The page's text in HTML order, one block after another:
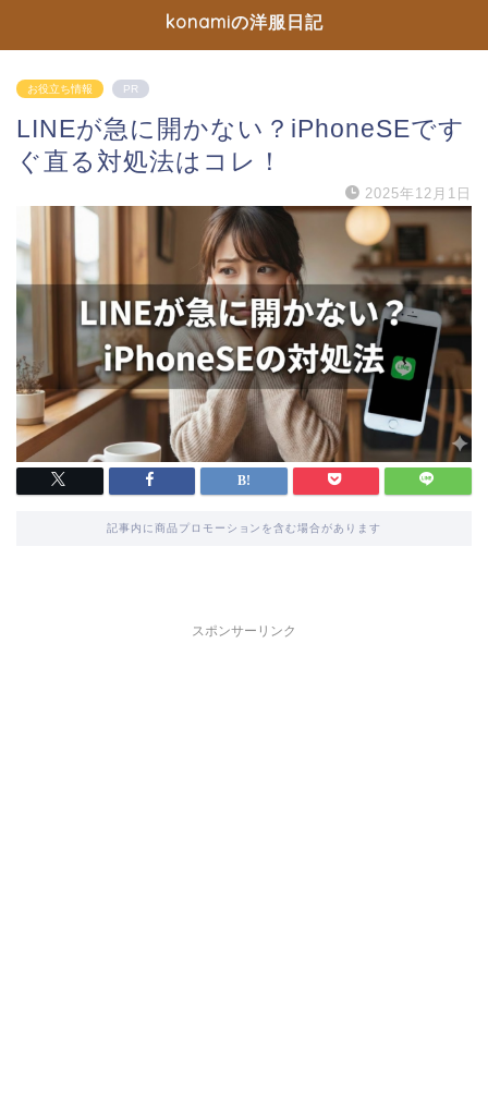
konamiの洋服日記
お役立ち情報 PR
LINEが急に開かない？iPhoneSEです
ぐ直る対処法はコレ！
2025年12月1日
記事内に商品プロモーションを含む場合があります
スポンサーリンク